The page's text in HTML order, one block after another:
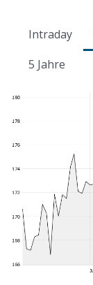
Intraday
5 Jahre